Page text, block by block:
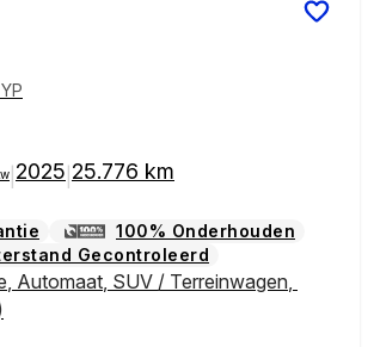
2025 25.776 km
100% Onderhouden
Gecontroleerd
, Automaat, SUV / Terreinwagen,